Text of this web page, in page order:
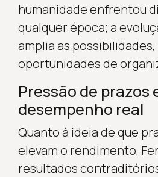
humanidade enfrentou
qualquer época; a
amplia as
oportunidades de
Pressão de prazos
desempenho real
Quanto à ideia de que
elevam o rendimento,
resultados